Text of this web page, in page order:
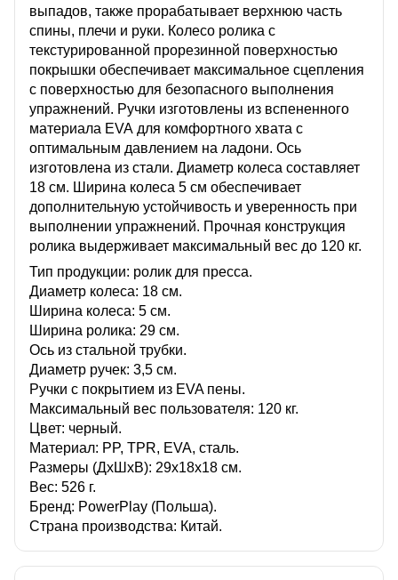
выпадов, также прорабатывает верхнюю часть
спины, плечи и руки. Колесо ролика с
текстурированной прорезинной поверхностью
покрышки обеспечивает максимальное сцепления
с поверхностью для безопасного выполнения
упражнений. Ручки изготовлены из вспененного
материала EVA для комфортного хвата с
оптимальным давлением на ладони. Ось
изготовлена из стали. Диаметр колеса составляет
18 см. Ширина колеса 5 см обеспечивает
дополнительную устойчивость и уверенность при
выполнении упражнений. Прочная конструкция
ролика выдерживает максимальный вес до 120 кг.
Тип продукции: ролик для пресса.
Диаметр колеса: 18 см.
Ширина колеса: 5 см.
Ширина ролика: 29 см.
Ось из стальной трубки.
Диаметр ручек: 3,5 см.
Ручки с покрытием из EVA пены.
Максимальный вес пользователя: 120 кг.
Цвет: черный.
Материал: PP, TPR, EVA, сталь.
Размеры (ДхШхВ): 29х18х18 см.
Вес: 526 г.
Бренд: PowerPlay (Польша).
Страна производства: Китай.